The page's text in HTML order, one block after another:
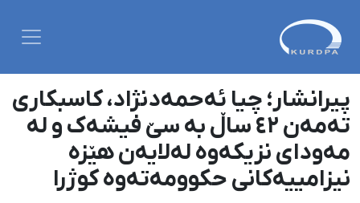
پیرانشار؛ چیا ئەحمەدنژاد، کاسبکاری
تەمەن ٤٢ ساڵ بە سێ فیشەک و لە
مەودای نزیکەوە لەلایەن هێزە
نیزامییەکانی حکوومەتەوە کوژرا